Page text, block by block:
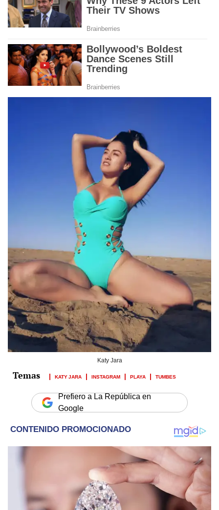
Katy Jara
KATY JARA INSTAGRAM PLAYA TUMBES
Prefiero a La República en
Google